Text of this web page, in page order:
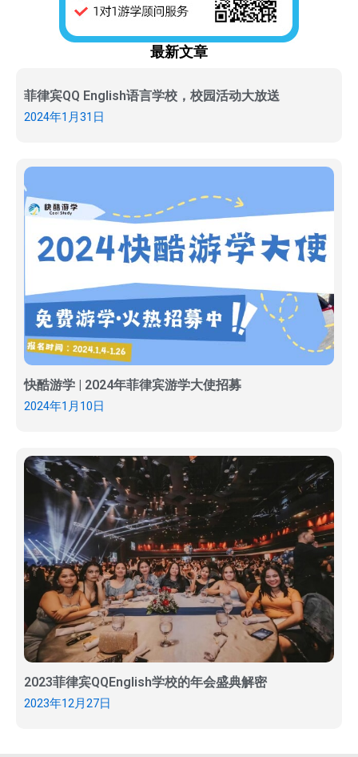
最新文章
菲律宾QQ English语言学校，校园活动大放送
2024年1月31日
快酷游学 | 2024年菲律宾游学大使招募
2024年1月10日
2023菲律宾QQEnglish学校的年会盛典解密
2023年12月27日